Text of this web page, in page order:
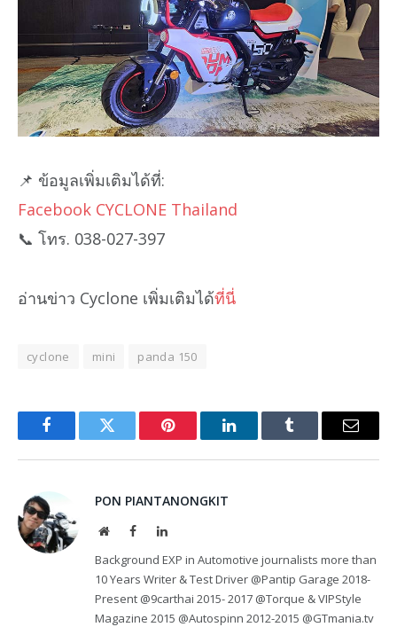
📌 ข้อมูลเพิ่มเติมได้ที่:
Facebook CYCLONE Thailand
📞 โทร. 038-027-397
อ่านข่าว Cyclone เพิ่มเติมได้ที่นี่
cyclone mini panda 150
FacebookTwitter Pinterest LinkedInTumblr Email
PON PIANTANONGKIT
WebsiteFacebookLinkedIn
Background EXP in Automotive journalists more than
10 Years Writer & Test Driver @Pantip Garage 2018-
Present @9carthai 2015- 2017 @Torque & VIPStyle
Magazine 2015 @Autospinn 2012-2015 @GTmania.tv